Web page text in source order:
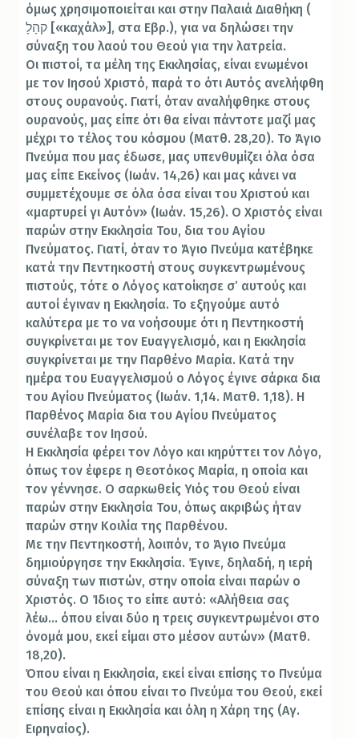
όμως χρησιμοποιείται και στην Παλαιά Διαθήκη (
קהָלָ [«καχάλ»], στα Εβρ.), για να δηλώσει την
σύναξη του λαού του Θεού για την λατρεία.
Οι πιστοί, τα μέλη της Εκκλησίας, είναι ενωμένοι
με τον Ιησού Χριστό, παρά το ότι Αυτός ανελήφθη
στους ουρανούς. Γιατί, όταν αναλήφθηκε στους
ουρανούς, μας είπε ότι θα είναι πάντοτε μαζί μας
μέχρι το τέλος του κόσμου (Ματθ. 28,20). Το Άγιο
Πνεύμα που μας έδωσε, μας υπενθυμίζει όλα όσα
μας είπε Εκείνος (Ιωάν. 14,26) και μας κάνει να
συμμετέχουμε σε όλα όσα είναι του Χριστού και
«μαρτυρεί γι Αυτόν» (Ιωάν. 15,26). Ο Χριστός είναι
παρών στην Εκκλησία Του, δια του Αγίου
Πνεύματος. Γιατί, όταν το Άγιο Πνεύμα κατέβηκε
κατά την Πεντηκοστή στους συγκεντρωμένους
πιστούς, τότε ο Λόγος κατοίκησε σ’ αυτούς και
αυτοί έγιναν η Εκκλησία. Το εξηγούμε αυτό
καλύτερα με το να νοήσουμε ότι η Πεντηκοστή
συγκρίνεται με τον Ευαγγελισμό, και η Εκκλησία
συγκρίνεται με την Παρθένο Μαρία. Κατά την
ημέρα του Ευαγγελισμού ο Λόγος έγινε σάρκα δια
του Αγίου Πνεύματος (Ιωάν. 1,14. Ματθ. 1,18). Η
Παρθένος Μαρία δια του Αγίου Πνεύματος
συνέλαβε τον Ιησού.
Η Εκκλησία φέρει τον Λόγο και κηρύττει τον Λόγο,
όπως τον έφερε η Θεοτόκος Μαρία, η οποία και
τον γέννησε. Ο σαρκωθείς Υιός του Θεού είναι
παρών στην Εκκλησία Του, όπως ακριβώς ήταν
παρών στην Κοιλία της Παρθένου.
Με την Πεντηκοστή, λοιπόν, το Άγιο Πνεύμα
δημιούργησε την Εκκλησία. Έγινε, δηλαδή, η ιερή
σύναξη των πιστών, στην οποία είναι παρών ο
Χριστός. Ο Ίδιος το είπε αυτό: «Αλήθεια σας
λέω… όπου είναι δύο η τρεις συγκεντρωμένοι στο
όνομά μου, εκεί είμαι στο μέσον αυτών» (Ματθ.
18,20).
Όπου είναι η Εκκλησία, εκεί είναι επίσης το Πνεύμα
του Θεού και όπου είναι το Πνεύμα του Θεού, εκεί
επίσης είναι η Εκκλησία και όλη η Χάρη της (Αγ.
Ειρηναίος).